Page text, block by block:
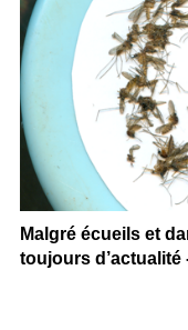
Malgré écueils et
toujours d’actualité